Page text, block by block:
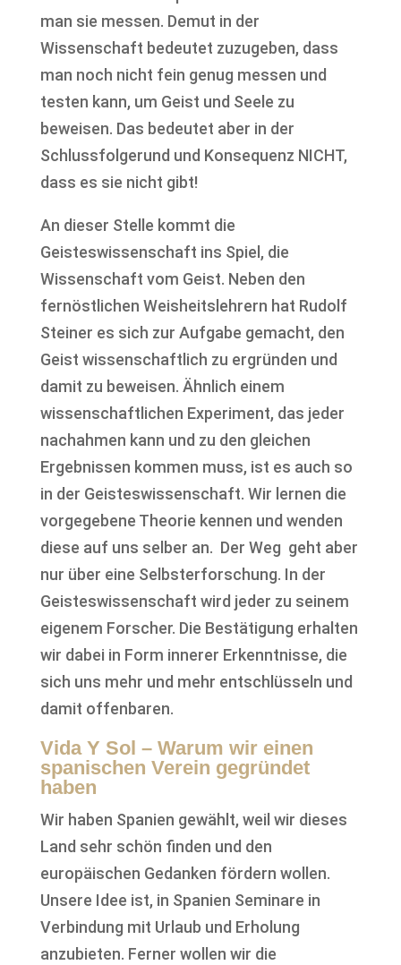
man sie messen. Demut in der
Wissenschaft bedeutet zuzugeben, dass
man noch nicht fein genug messen und
testen kann, um Geist und Seele zu
beweisen. Das bedeutet aber in der
Schlussfolgerund und Konsequenz NICHT,
dass es sie nicht gibt!
An dieser Stelle kommt die
Geisteswissenschaft ins Spiel, die
Wissenschaft vom Geist. Neben den
fernöstlichen Weisheitslehrern hat Rudolf
Steiner es sich zur Aufgabe gemacht, den
Geist wissenschaftlich zu ergründen und
damit zu beweisen. Ähnlich einem
wissenschaftlichen Experiment, das jeder
nachahmen kann und zu den gleichen
Ergebnissen kommen muss, ist es auch so
in der Geisteswissenschaft. Wir lernen die
vorgegebene Theorie kennen und wenden
diese auf uns selber an. Der Weg geht aber
nur über eine Selbsterforschung. In der
Geisteswissenschaft wird jeder zu seinem
eigenem Forscher. Die Bestätigung erhalten
wir dabei in Form innerer Erkenntnisse, die
sich uns mehr und mehr entschlüsseln und
damit offenbaren.
Vida Y Sol – Warum wir einen
spanischen Verein gegründet
haben
Wir haben Spanien gewählt, weil wir dieses
Land sehr schön finden und den
europäischen Gedanken fördern wollen.
Unsere Idee ist, in Spanien Seminare in
Verbindung mit Urlaub und Erholung
anzubieten. Ferner wollen wir die